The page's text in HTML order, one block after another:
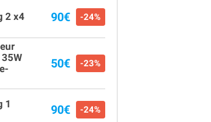
2 x4 90€ -24%
50€ -23%
1
90€ -24%